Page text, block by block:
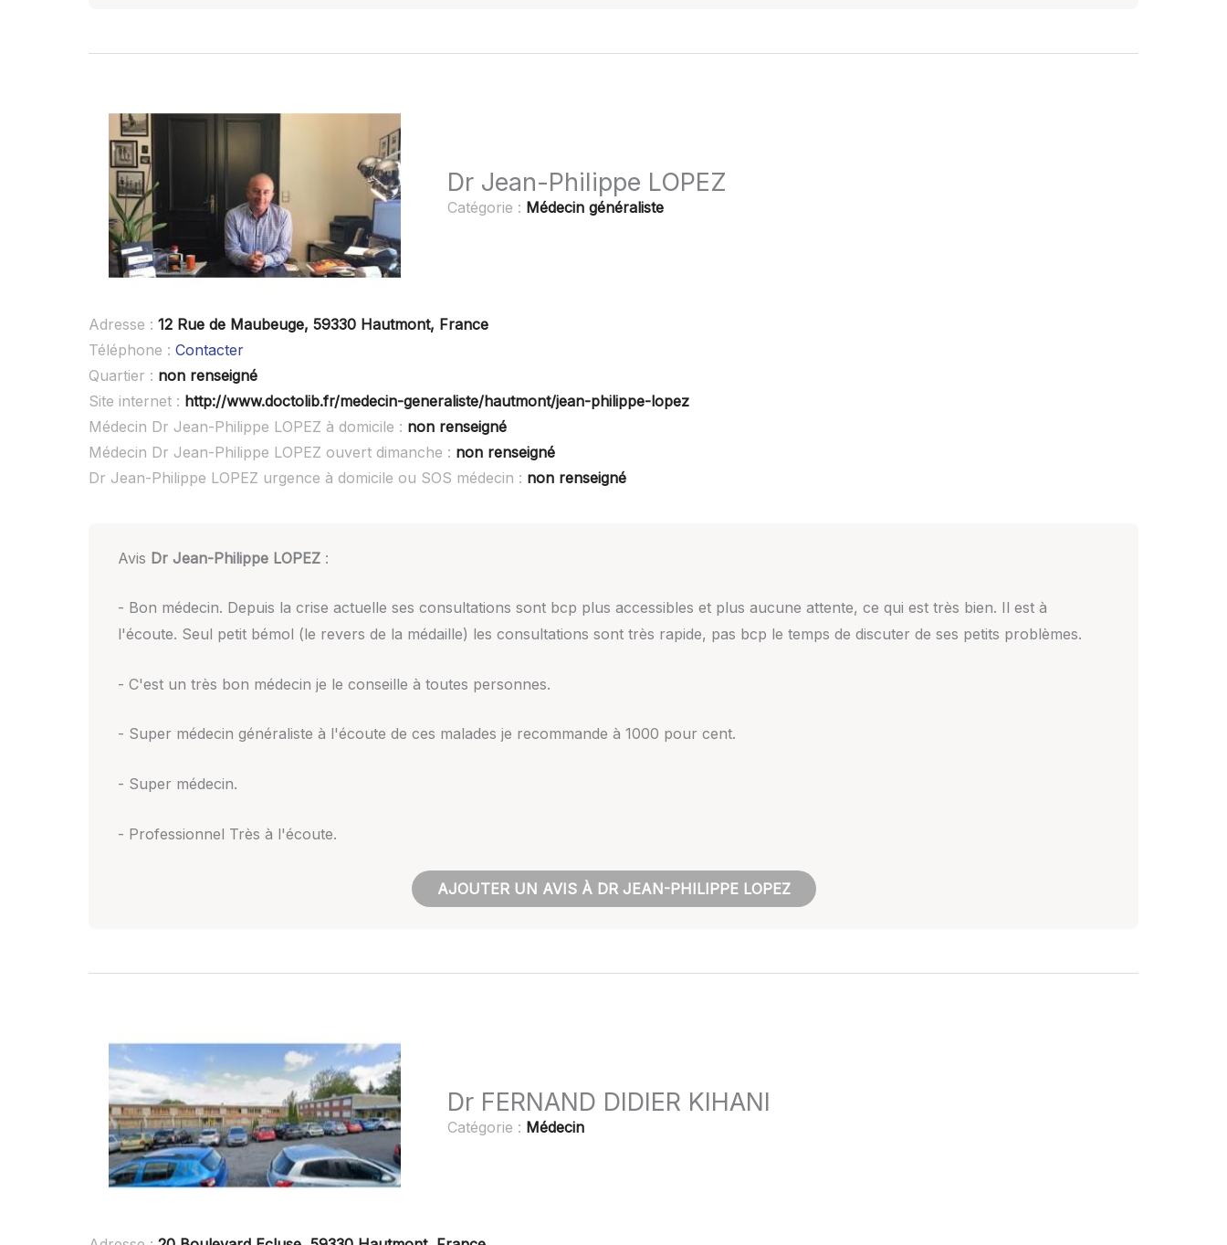
Dr Jean-Philippe LOPEZ
Catégorie : Médecin généraliste
Adresse : 12 Rue de Maubeuge, 59330 Hautmont, France
Téléphone : Contacter
Quartier : non renseigné
Site internet : http://www.doctolib.fr/medecin-generaliste/hautmont/jean-philippe-lopez
Médecin Dr Jean-Philippe LOPEZ à domicile : non renseigné
Médecin Dr Jean-Philippe LOPEZ ouvert dimanche : non renseigné
Dr Jean-Philippe LOPEZ urgence à domicile ou SOS médecin : non renseigné
Avis Dr Jean-Philippe LOPEZ :
- Bon médecin. Depuis la crise actuelle ses consultations sont bcp plus accessibles et plus aucune attente, ce qui est très bien. Il est à
l'écoute. Seul petit bémol (le revers de la médaille) les consultations sont très rapide, pas bcp le temps de discuter de ses petits problèmes.
- C'est un très bon médecin je le conseille à toutes personnes.
- Super médecin généraliste à l'écoute de ces malades je recommande à 1000 pour cent.
- Super médecin.
- Professionnel Très à l'écoute.
AJOUTER UN AVIS À DR JEAN-PHILIPPE LOPEZ
Dr FERNAND DIDIER KIHANI
Catégorie : Médecin